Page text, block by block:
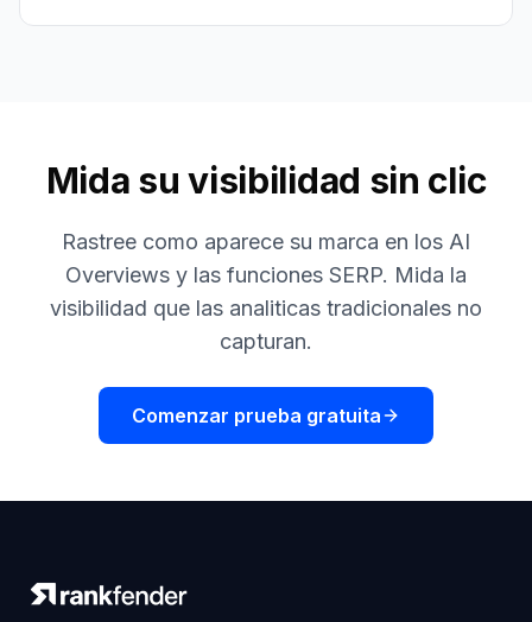
Mida su visibilidad sin clic
Rastree como aparece su marca en los AI
Overviews y las funciones SERP. Mida la
visibilidad que las analiticas tradicionales no
capturan.
Comenzar prueba gratuita